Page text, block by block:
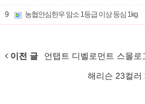
9 농협안심한우 암소 1등급 이상 등심 1kg
이전 글 언탭트 디벨로먼트 스몰로
해리슨 23컬러